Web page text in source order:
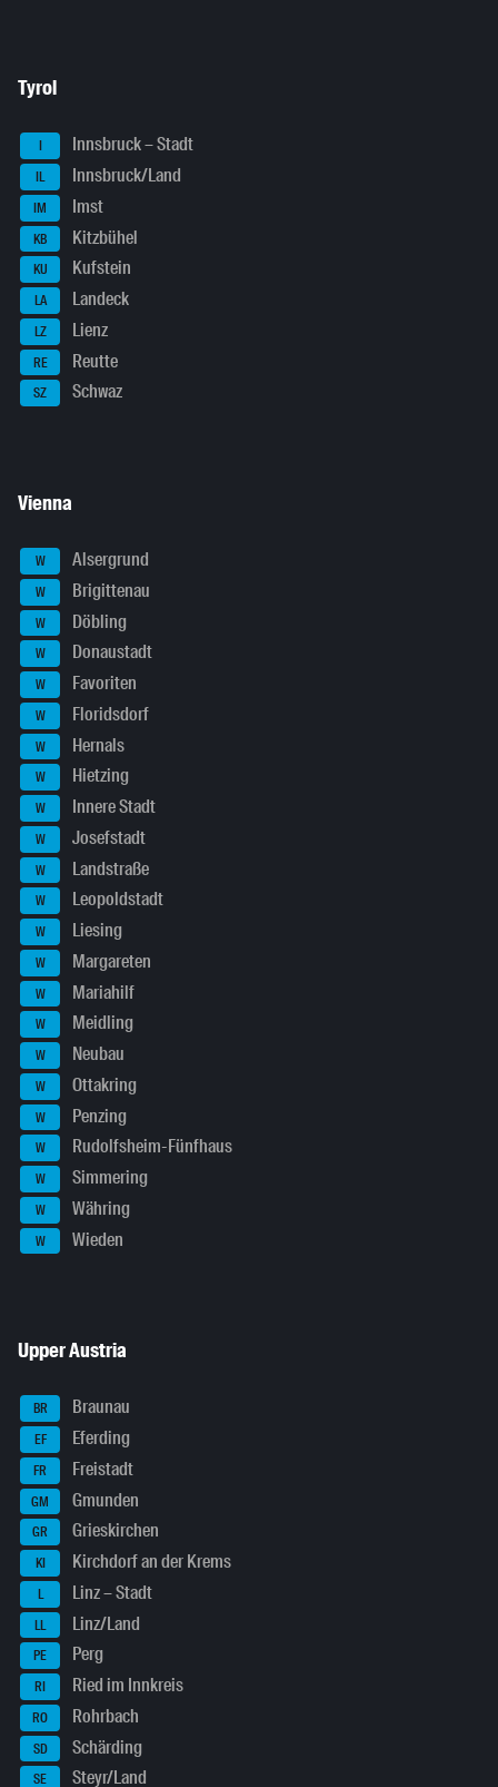
Tyrol
I Innsbruck – Stadt
IL Innsbruck/Land
IM Imst
KB Kitzbühel
KU Kufstein
LA Landeck
LZ Lienz
RE Reutte
SZ Schwaz
Vienna
W Alsergrund
W Brigittenau
W Döbling
W Donaustadt
W Favoriten
W Floridsdorf
W Hernals
W Hietzing
W Innere Stadt
W Josefstadt
W Landstraße
W Leopoldstadt
W Liesing
W Margareten
W Mariahilf
W Meidling
W Neubau
W Ottakring
W Penzing
W Rudolfsheim-Fünfhaus
W Simmering
W Währing
W Wieden
Upper Austria
BR Braunau
EF Eferding
FR Freistadt
GM Gmunden
GR Grieskirchen
KI Kirchdorf an der Krems
L Linz – Stadt
LL Linz/Land
PE Perg
RI Ried im Innkreis
RO Rohrbach
SD Schärding
SE Steyr/Land